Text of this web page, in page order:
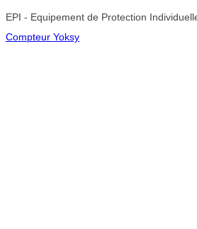
EPI - Equipement de Protection
Compteur Yoksy